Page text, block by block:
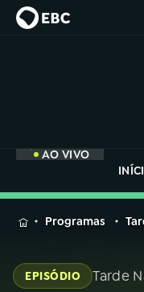
AO VIVO
MENU
na
Rádio
Programas
EPISÓDIO Tarde